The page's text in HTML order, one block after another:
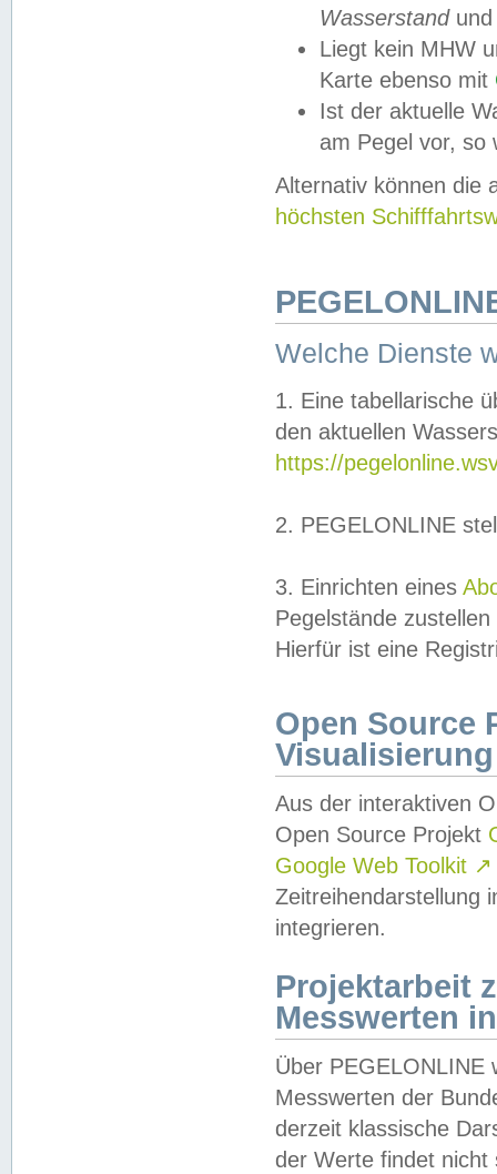
Wasserstandund
Liegt kein MHW
Karte ebenso mit
Ist der aktuelle
am Pegel vor,
Alternativ können die
höchsten
Welche Dienste
1. Eine tabellarische
den aktuellen
https://
2. PEGELONLINE
3. Einrichten eines
Pegelstände
Hierfür ist eine
Open Source
Visualisierung
Aus der interaktiven
Open Source Projekt
Google Web Toolkit ↗
Zeitreihendarstellung
integrieren.
Projektarbeit
Messwerten
Über PEGELONLINE
Messwerten der
derzeit klassische
der Werte findet